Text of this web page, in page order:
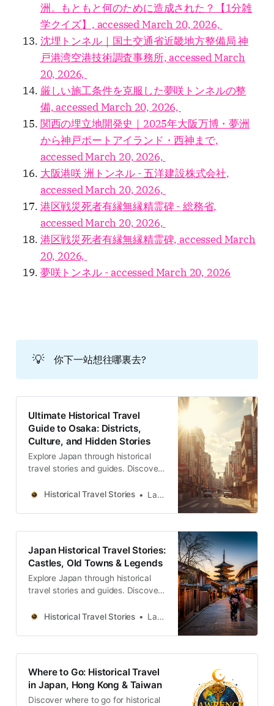
洲。もともと何のために造成された？【1分雑
学クイズ】, accessed March 20, 2026,
沈埋トンネル｜国土交通省近畿地方整備局 神
戸港湾空港技術調査事務所, accessed March
20, 2026,
厳しい施工条件を克服した夢咲トンネルの整
備, accessed March 20, 2026,
関西の埋立地開発史｜2025年大阪万博・夢洲
から神戸ポートアイランド・西神まで,
accessed March 20, 2026,
大阪港咲 洲トンネル - 五洋建設株式会社,
accessed March 20, 2026,
港区戦災死者有縁無縁精霊碑 - 総務省,
accessed March 20, 2026,
港区戦災死者有縁無縁精霊碑, accessed March
20, 2026,
夢咲トンネル - accessed March 20, 2026
💡 你下一站想往哪裏去?
Ultimate Historical Travel
Guide to Osaka: Districts,
Culture, and Hidden Stories
Explore Japan through historical
travel stories and guides. Discover
legends across regions, for
Historical Travel Stories Lawrence
Japan Historical Travel Stories:
Castles, Old Towns & Legends
Explore Japan through historical
travel stories and guides. Discover
legends across the country.
Historical Travel Stories Lawrence
Where to Go: Historical Travel
in Japan, Hong Kong & Taiwan
Discover where to go for historical